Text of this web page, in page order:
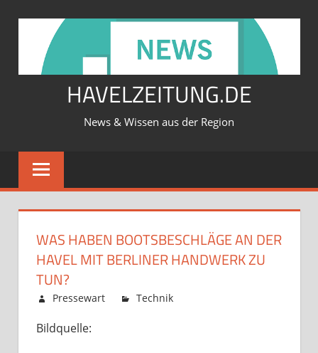
springen
HAVELZEITUNG.DE
News & Wissen aus der Region
WAS HABEN BOOTSBESCHLÄGE AN DER
HAVEL MIT BERLINER HANDWERK ZU
TUN?
Februar 12, 2026
Pressewart Technik
Bildquelle: